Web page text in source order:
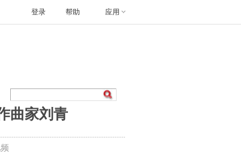
帮助 应用
登录
曲家刘青